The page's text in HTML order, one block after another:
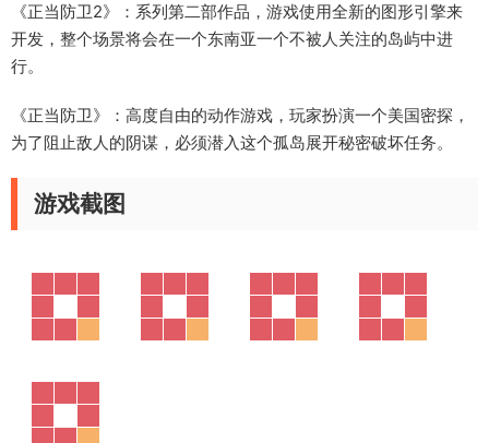
《正当防卫2》：系列第二部作品，游戏使用全新的图形引擎来
开发，整个场景将会在一个东南亚一个不被人关注的岛屿中进
行。
《正当防卫》：高度自由的动作游戏，玩家扮演一个美国密探，
为了阻止敌人的阴谋，必须潜入这个孤岛展开秘密破坏任务。
游戏截图